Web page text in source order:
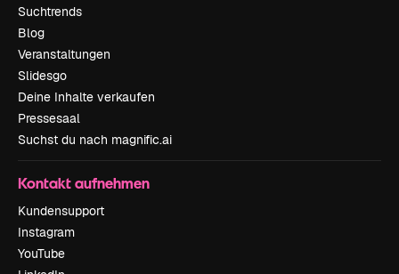
Suchtrends
Blog
Veranstaltungen
Slidesgo
Deine Inhalte verkaufen
Pressesaal
Suchst du nach magnific.ai
Kontakt aufnehmen
Kundensupport
Instagram
YouTube